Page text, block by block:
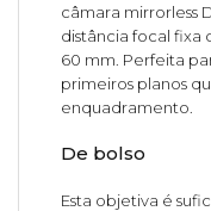
câmara mirrorless
distância focal fixa
60 mm. Perfeita
primeiros planos
enquadramento.
De bolso
Esta objetiva é